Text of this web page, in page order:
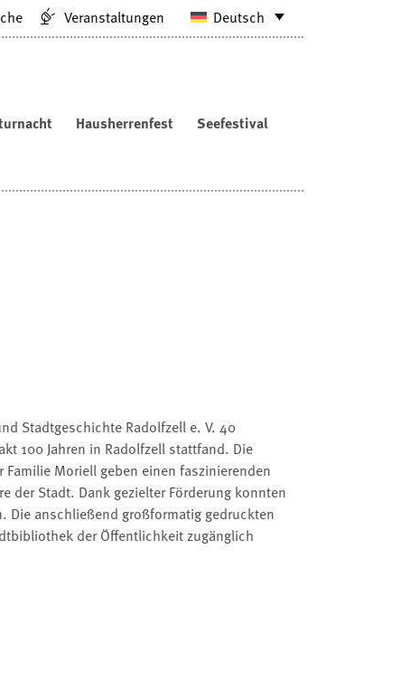
Deutsch
Veranstaltungen
Hausherrenfest Seefestival
Stadtgeschichte Radolfzell e. V. 40
100 Jahren in Radolfzell stattfand. Die
Moriell geben einen faszinierenden
der Stadt. Dank gezielter Förderung konnten
Die anschließend großformatig gedruckten
der Öffentlichkeit zugänglich